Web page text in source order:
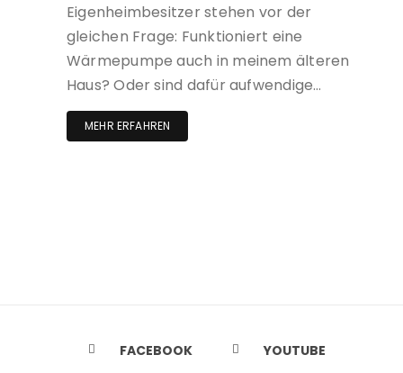
Eigenheimbesitzer stehen vor der
gleichen Frage: Funktioniert eine
Wärmepumpe auch in meinem älteren
Haus? Oder sind dafür aufwendige…
MEHR ERFAHREN
FACEBOOK YOUTUBE